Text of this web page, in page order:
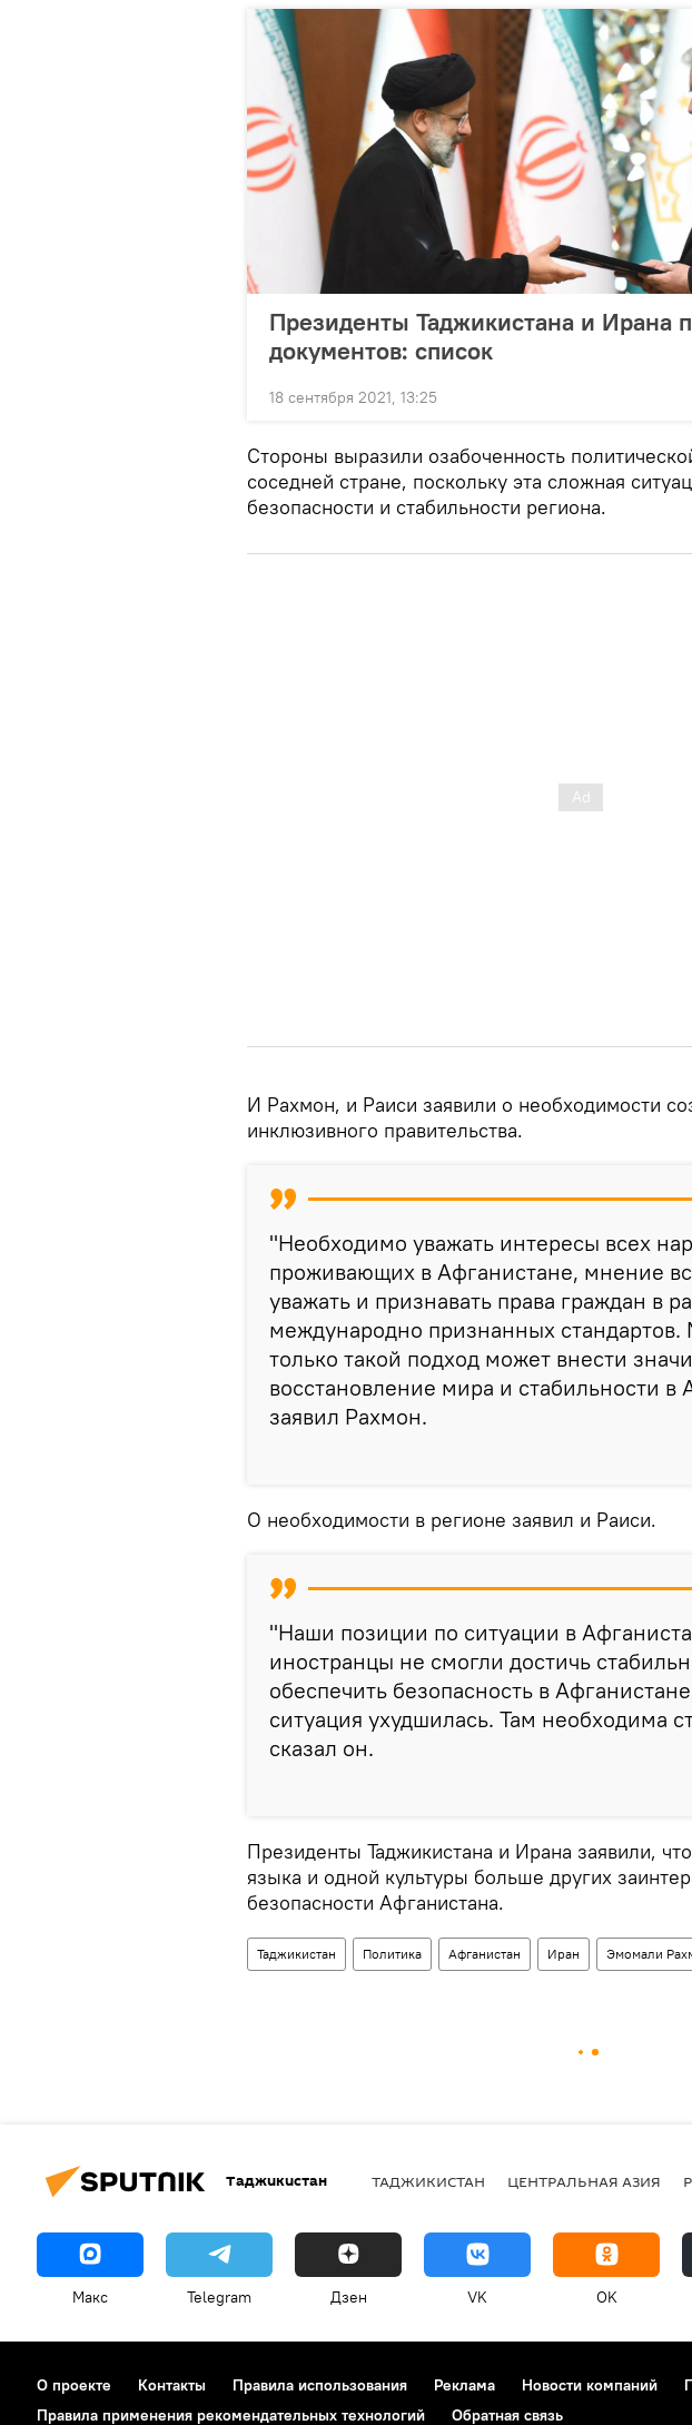
Президенты Таджикистана и Ирана
документов: список
18 сентября 2021, 13:25
Стороны выразили озабоченность
соседней стране, поскольку эта сложная
безопасности и стабильности региона.
И Рахмон, и Раиси заявили о необходимости
инклюзивного правительства.
"Необходимо уважать интересы всех
проживающих в Афганистане, мнение
уважать и признавать права граждан в
международно признанных стандартов.
только такой подход может внести
восстановление мира и стабильности в
заявил Рахмон.
О необходимости в регионе заявил и Раиси.
"Наши позиции по ситуации в
иностранцы не смогли достичь
обеспечить безопасность в
ситуация ухудшилась. Там необходима
сказал он.
Президенты Таджикистана и Ирана заявили,
языка и одной культуры больше других
безопасности Афганистана.
Таджикистан Политика Афганистан Иран Эмомали
Таджикистан ТАДЖИКИСТАН ЦЕНТРАЛЬНАЯ АЗИЯ
Макс Telegram Дзен VK OK
О проекте Контакты Правила использования Реклама Новости компаний
Правила применения рекомендательных технологий
Обратная связь